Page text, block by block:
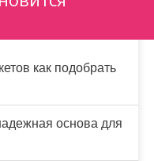
как подобрать
основа для